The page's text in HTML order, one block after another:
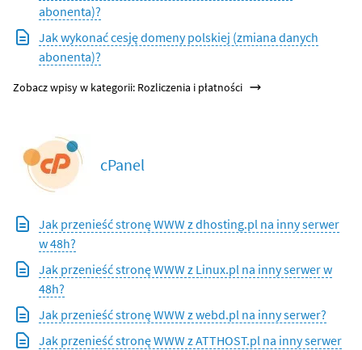
abonenta)?
Jak wykonać cesję domeny polskiej (zmiana danych
abonenta)?
Zobacz wpisy w kategorii: Rozliczenia i płatności
cPanel
Jak przenieść stronę WWW z dhosting.pl na inny serwer
w 48h?
Jak przenieść stronę WWW z Linux.pl na inny serwer w
48h?
Jak przenieść stronę WWW z webd.pl na inny serwer?
Jak przenieść stronę WWW z ATTHOST.pl na inny serwer